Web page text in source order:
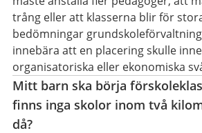
trång eller att klasserna blir för
bedömningar
innebära att en placering skulle
organisatoriska eller ekonomiska
Mitt barn ska börja
finns inga skolor inom två
då?